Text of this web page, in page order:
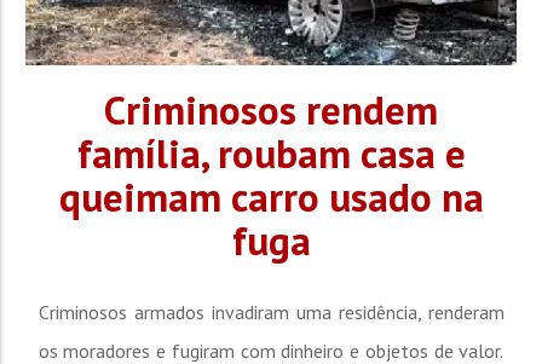
Criminosos rendem
família, roubam casa e
queimam carro usado na
fuga
Criminosos armados invadiram uma residência, renderam
os moradores e fugiram com dinheiro e objetos de valor.